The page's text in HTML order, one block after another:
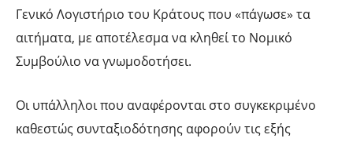
Γενικό Λογιστήριο του Κράτους που «πάγωσε» τα
αιτήματα, με αποτέλεσμα να κληθεί το Νομικό
Συμβούλιο να γνωμοδοτήσει.
Οι υπάλληλοι που αναφέρονται στο συγκεκριμένο
καθεστώς συνταξιοδότησης αφορούν τις εξής